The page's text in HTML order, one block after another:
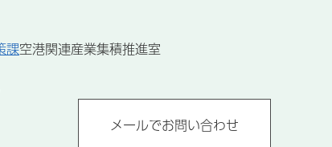
課空港関連産業集積推進室